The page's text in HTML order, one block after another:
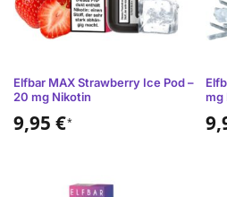
Elfbar MAX Strawberry Ice Pod –
20 mg Nikotin
9,95 €*
mg